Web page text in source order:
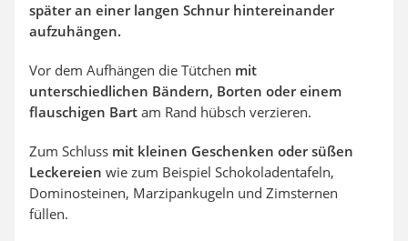
später an einer langen Schnur hintereinander
aufzuhängen.
Vor dem Aufhängen die Tütchen mit
unterschiedlichen Bändern, Borten oder einem
flauschigen Bart am Rand hübsch verzieren.
Zum Schluss mit kleinen Geschenken oder süßen
Leckereien wie zum Beispiel Schokoladentafeln,
Dominosteinen, Marzipankugeln und Zimsternen
füllen.